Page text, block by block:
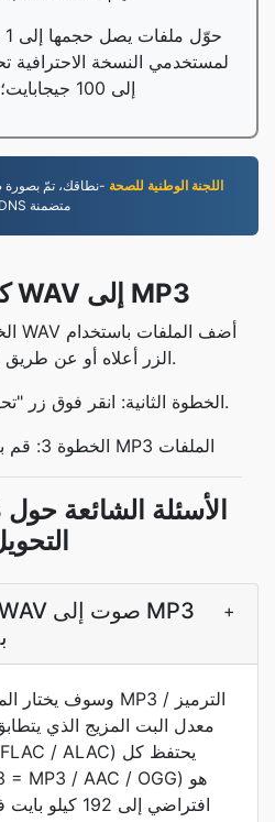
لمستخدمي النسخة
إلى 100 جيجابايت؛
6- اللجنة الوطنية للصحة -نطاقك، تمّ بصورة
و DNS متضمنة
كيفية التحويل WAV إلى MP3
الزر أعلاه أو عن طريق السحب والإفلات.
الخطوة الثانية: انقر فوق زر "تحويل" لبدء عملية التحويل.
الخطوة 3: قم بتنزيل النسخة المحولة MP3 الملفات
+
معدل البت المزيج الذي
افتراضي إلى